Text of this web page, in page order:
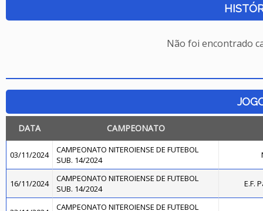
Não foi encontrado
DATA CAMPEONATO
03/11/2024
CAMPEONATO NITEROIENSE DE FUTEBOL
SUB. 14/2024
16/11/2024
CAMPEONATO NITEROIENSE DE FUTEBOL
SUB. 14/2024
E.F.
CAMPEONATO NITEROIENSE DE FUTEBOL